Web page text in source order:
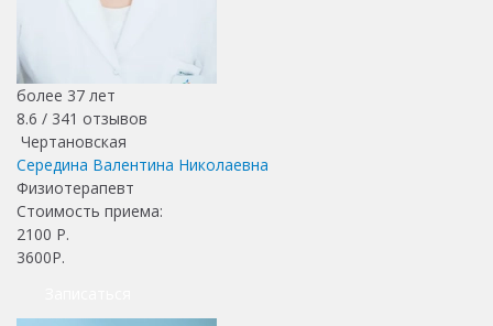
более 37 лет
8.6 / 341 отзывов
Чертановская
Середина Валентина Николаевна
Физиотерапевт
Стоимость приема:
2100 Р.
3600Р.